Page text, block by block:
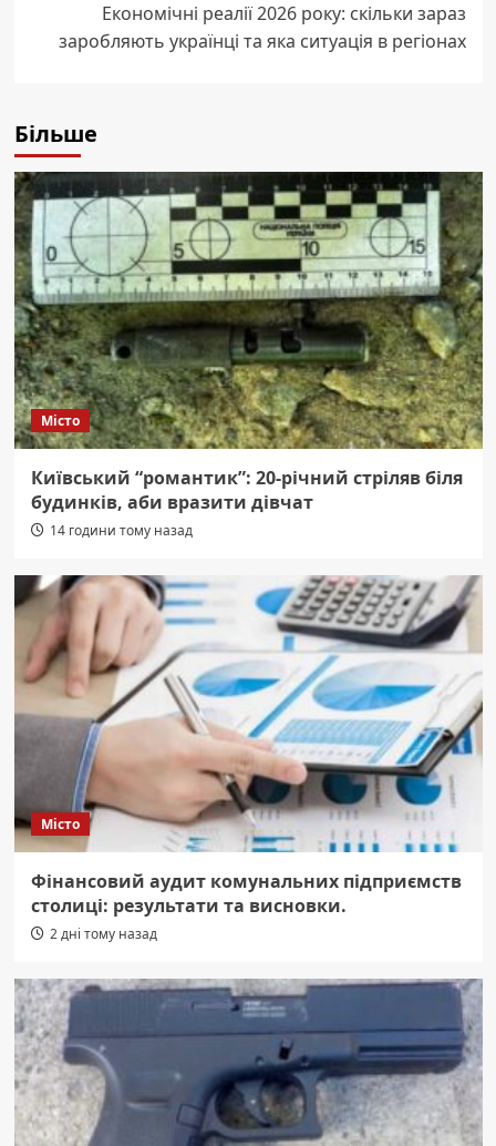
Економічні реалії 2026 року: скільки зараз
заробляють українці та яка ситуація в регіонах
Більше
Місто
Київський “романтик”: 20-річний стріляв біля
будинків, аби вразити дівчат
14 години тому назад
Місто
Фінансовий аудит комунальних підприємств
столиці: результати та висновки.
2 дні тому назад